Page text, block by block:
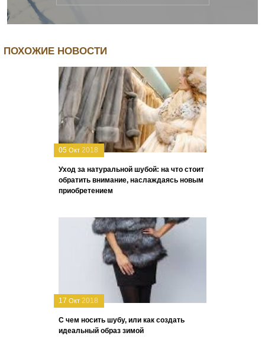
ПОХОЖИЕ НОВОСТИ
05 Окт 2018
Уход за натуральной шубой: на что стоит
обратить внимание, наслаждаясь новым
приобретением
17 Окт 2018
С чем носить шубу, или как создать
идеальный образ зимой